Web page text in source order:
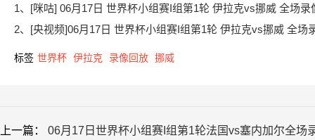
1、[咪咕] 06月17日 世界杯小组赛I组第1轮 伊拉克vs挪威 全场录
2、[央视频]06月17日 世界杯小组赛I组第1轮 伊拉克vs挪威 全场
标签 世界杯 伊拉克 录像回放 挪威
上一篇： 06月17日世界杯小组赛I组第1轮法国vs塞内加尔全场